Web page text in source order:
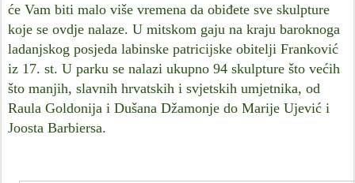
će Vam biti malo više vremena da obiđete sve skulpture
koje se ovdje nalaze. U mitskom gaju na kraju baroknoga
ladanjskog posjeda labinske patricijske obitelji Franković
iz 17. st. U parku se nalazi ukupno 94 skulpture što većih
što manjih, slavnih hrvatskih i svjetskih umjetnika, od
Raula Goldonija i Dušana Džamonje do Marije Ujević i
Joosta Barbiersa.